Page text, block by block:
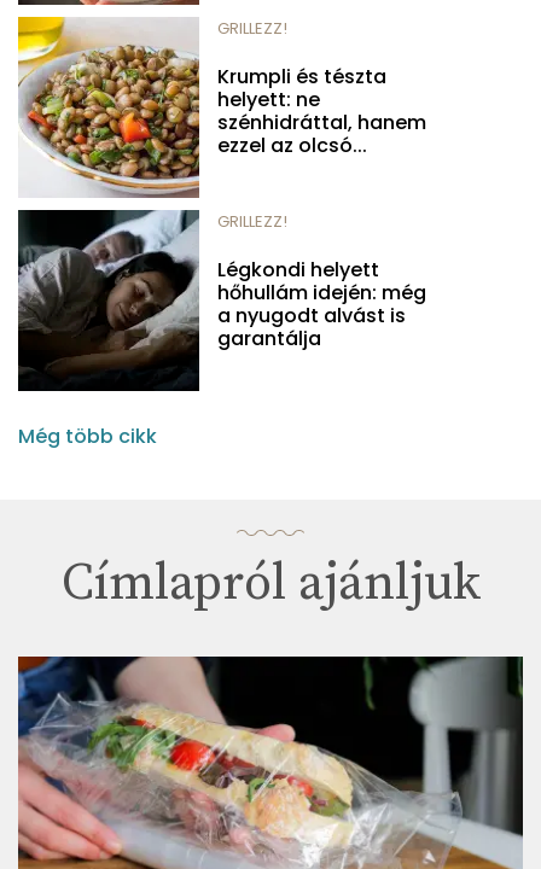
GRILLEZZ!
Krumpli és tészta
helyett: ne
szénhidráttal, hanem
ezzel az olcsó...
GRILLEZZ!
Légkondi helyett
hőhullám idején: még
a nyugodt alvást is
garantálja
Még több cikk
Címlapról ajánljuk